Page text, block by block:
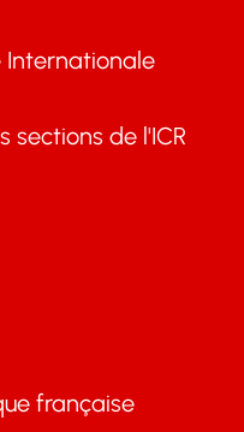
Internationale
sections de l'ICR
française